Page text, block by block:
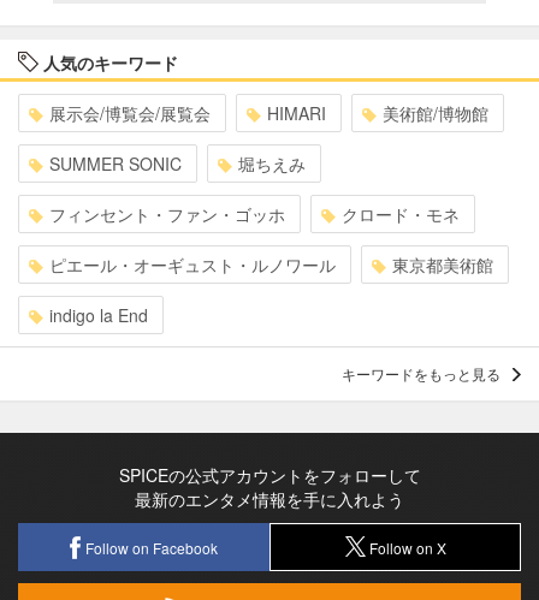
人気のキーワード
展示会/博覧会/展覧会 HIMARI 美術館/博物館
SUMMER SONIC 堀ちえみ
フィンセント・ファン・ゴッホ クロード・モネ
ピエール・オーギュスト・ルノワール 東京都美術館
indigo la End
キーワードをもっと見る
SPICEの公式アカウントをフォローして
最新のエンタメ情報を手に入れよう
Follow on Facebook Follow on X